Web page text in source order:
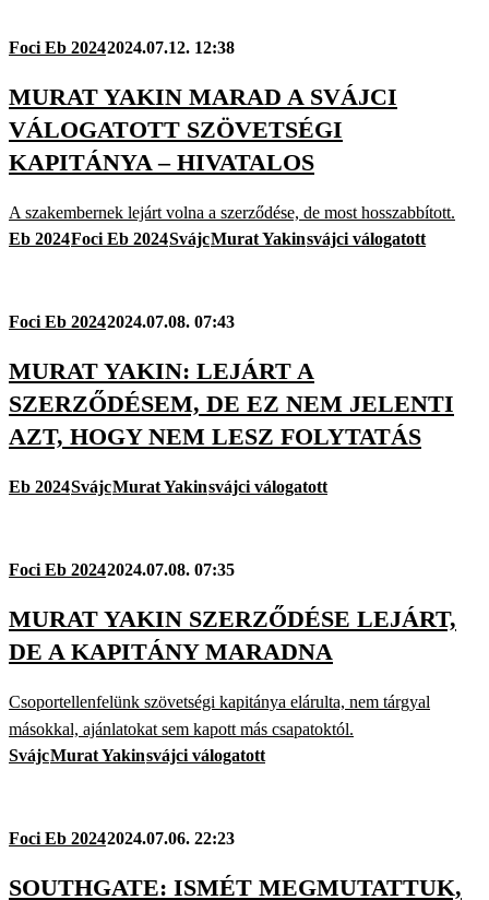
Foci Eb 20242024.07.12. 12:38
MURAT YAKIN MARAD A SVÁJCI
VÁLOGATOTT SZÖVETSÉGI
KAPITÁNYA – HIVATALOS
A szakembernek lejárt volna a szerződése, de most hosszabbított.
Eb 2024Foci Eb 2024SvájcMurat Yakinsvájci válogatott
Foci Eb 20242024.07.08. 07:43
MURAT YAKIN: LEJÁRT A
SZERZŐDÉSEM, DE EZ NEM JELENTI
AZT, HOGY NEM LESZ FOLYTATÁS
Eb 2024SvájcMurat Yakinsvájci válogatott
Foci Eb 20242024.07.08. 07:35
MURAT YAKIN SZERZŐDÉSE LEJÁRT,
DE A KAPITÁNY MARADNA
Csoportellenfelünk szövetségi kapitánya elárulta, nem tárgyal
másokkal, ajánlatokat sem kapott más csapatoktól.
SvájcMurat Yakinsvájci válogatott
Foci Eb 20242024.07.06. 22:23
SOUTHGATE: ISMÉT MEGMUTATTUK,